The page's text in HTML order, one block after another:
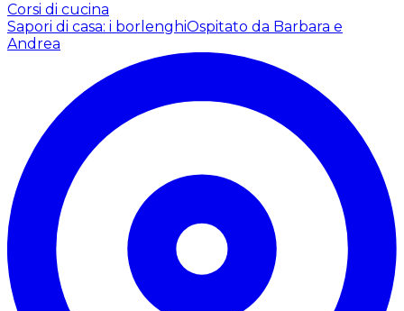
Corsi di cucina
Sapori di casa: i borlenghiOspitato da Barbara e
Andrea